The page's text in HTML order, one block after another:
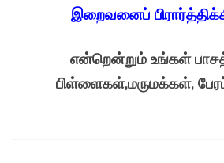
இறைவனைப்
என்றென்றும் உங்கள்
பிள்ளைகள்,மருமக்கள்,